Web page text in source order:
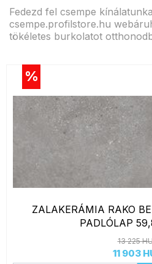
Fedezd fel csempe
csempe.profilstore.hu
tökéletes burkolatot
%
ZALAKERÁMIA RAKO
PADLÓLAP
13 225
11 903